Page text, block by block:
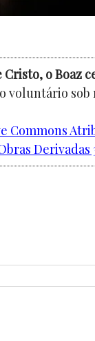
Cristo, o Boaz
voluntário sob
Commons
Derivadas